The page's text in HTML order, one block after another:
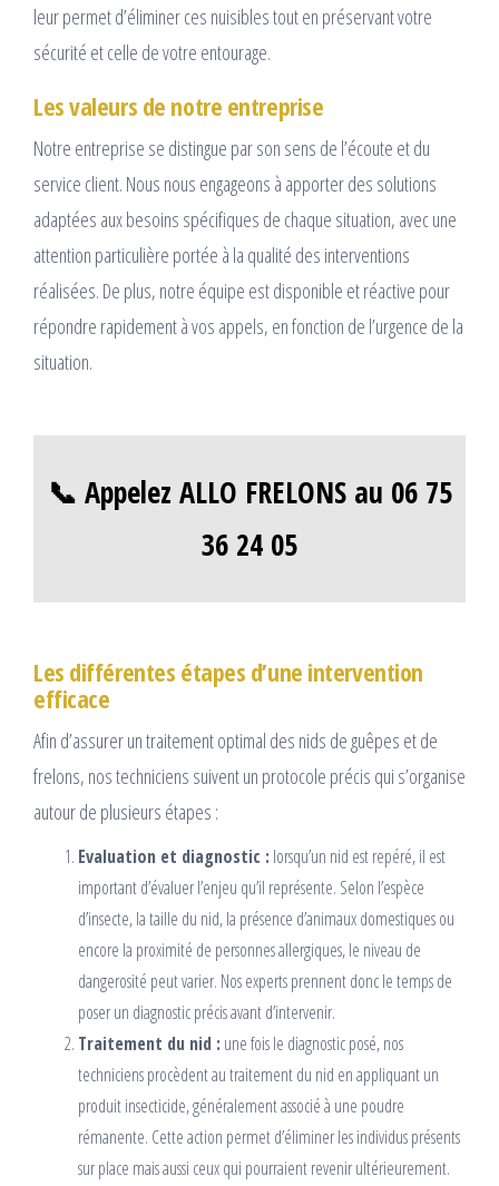
leur permet d’éliminer ces nuisibles tout en préservant votre
sécurité et celle de votre entourage.
Les valeurs de notre entreprise
Notre entreprise se distingue par son sens de l’écoute et du
service client. Nous nous engageons à apporter des solutions
adaptées aux besoins spécifiques de chaque situation, avec une
attention particulière portée à la qualité des interventions
réalisées. De plus, notre équipe est disponible et réactive pour
répondre rapidement à vos appels, en fonction de l’urgence de la
situation.
📞 Appelez ALLO FRELONS au 06 75
36 24 05
Les différentes étapes d’une intervention
efficace
Afin d’assurer un traitement optimal des nids de guêpes et de
frelons, nos techniciens suivent un protocole précis qui s’organise
autour de plusieurs étapes :
Evaluation et diagnostic : lorsqu’un nid est repéré, il est
important d’évaluer l’enjeu qu’il représente. Selon l’espèce
d’insecte, la taille du nid, la présence d’animaux domestiques ou
encore la proximité de personnes allergiques, le niveau de
dangerosité peut varier. Nos experts prennent donc le temps de
poser un diagnostic précis avant d’intervenir.
Traitement du nid : une fois le diagnostic posé, nos
techniciens procèdent au traitement du nid en appliquant un
produit insecticide, généralement associé à une poudre
rémanente. Cette action permet d’éliminer les individus présents
sur place mais aussi ceux qui pourraient revenir ultérieurement.